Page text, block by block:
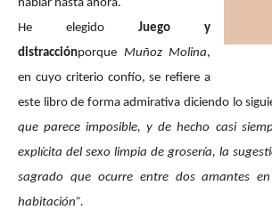
hablar hasta ahora.
He elegido Juego y
distracciónporque Muñoz Molina,
en cuyo criterio confío, se refiere a
este libro de forma admirativa diciendo lo
que parece imposible, y de hecho casi
explícita del sexo limpia de grosería, la
sagrado que ocurre entre dos amantes
habitación”.